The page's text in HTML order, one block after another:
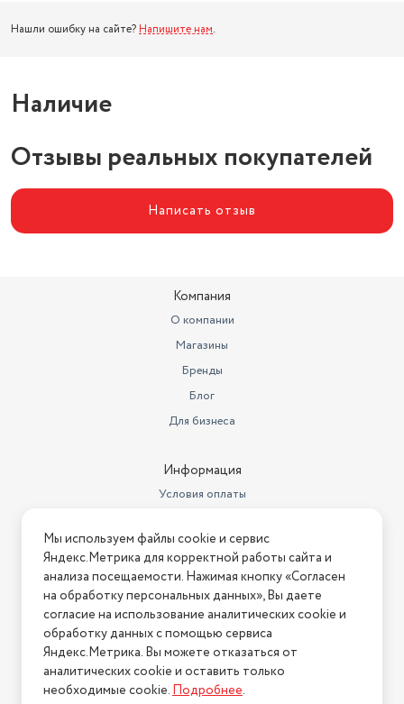
Нашли ошибку на сайте? Напишите нам.
Наличие
Отзывы реальных покупателей
Написать отзыв
Компания
О компании
Магазины
Бренды
Блог
Для бизнеса
Информация
Условия оплаты
Условия возврата
Нашли ошибку на сайте? Напишите нам
2026 © Интернет-магазин "АстМаркет". У нас есть всё!
Политика конфиденциальности
Мы используем файлы cookie и сервис
Яндекс.Метрика для корректной работы сайта и
анализа посещаемости. Нажимая кнопку «Согласен
на обработку персональных данных», Вы даете
согласие на использование аналитических cookie и
обработку данных с помощью сервиса
Яндекс.Метрика. Вы можете отказаться от
аналитических cookie и оставить только
необходимые cookie.Подробнее.